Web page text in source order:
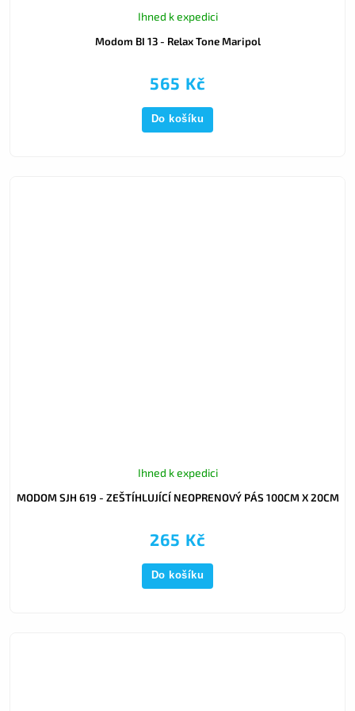
Modom BI 13 - Relax Tone Maripol
Ihned k expedici
565 Kč
Do košíku
MODOM SJH 619 - ZEŠTÍHLUJÍCÍ NEOPRENOVÝ PÁS 100CM X 20CM
Ihned k expedici
265 Kč
Do košíku